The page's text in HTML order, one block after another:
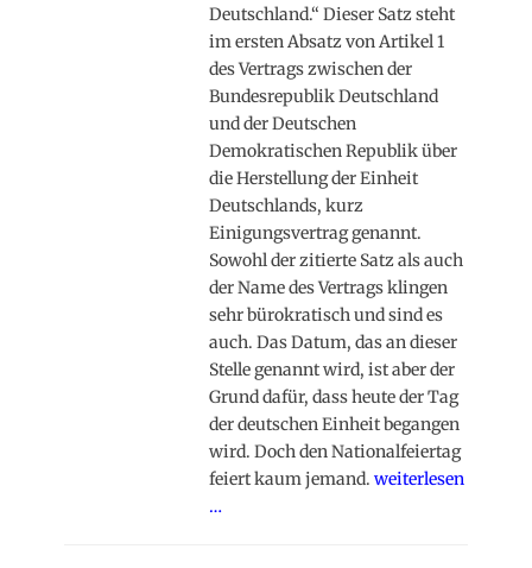
Deutschland.“ Dieser Satz steht
im ersten Absatz von Artikel 1
des Vertrags zwischen der
Bundesrepublik Deutschland
und der Deutschen
Demokratischen Republik über
die Herstellung der Einheit
Deutschlands, kurz
Einigungsvertrag genannt.
Sowohl der zitierte Satz als auch
der Name des Vertrags klingen
sehr bürokratisch und sind es
auch. Das Datum, das an dieser
Stelle genannt wird, ist aber der
Grund dafür, dass heute der Tag
der deutschen Einheit begangen
wird. Doch den Nationalfeiertag
feiert kaum jemand.weiterlesen
…